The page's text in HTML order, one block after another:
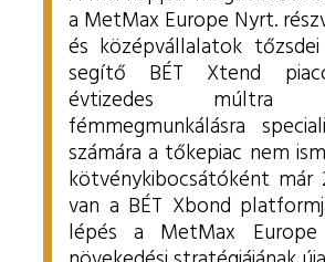
a MetMax Europe Nyrt.
és középvállalatok
segítő BÉT Xtend
évtizedes múltra
fémmegmunkálásra
számára a tőkepiac nem
kötvénykibocsátóként már
van a BÉT Xbond
lépés a MetMax